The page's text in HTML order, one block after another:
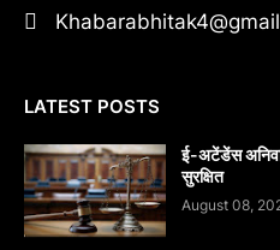
LATEST POSTS
​ई-अटेंडेंस
सुरक्षित
August 08,